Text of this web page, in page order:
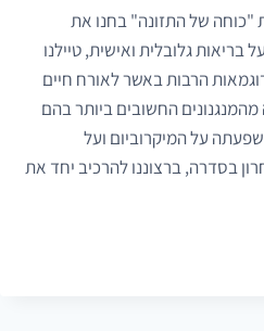
של התזונה" בחנו את
גלובלית ואישית, טיילנו
הרבות באשר לאורח חיים
מהמנגנונים החשובים ביותר בהם
על המיקרוביום ועל
בסדרה, ברצוננו להרכיב יחד את